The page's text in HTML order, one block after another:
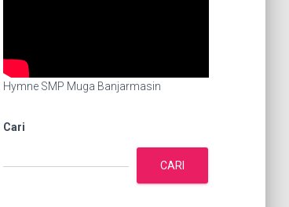
Hymne SMP Muga Banjarmasin
Cari
CARI